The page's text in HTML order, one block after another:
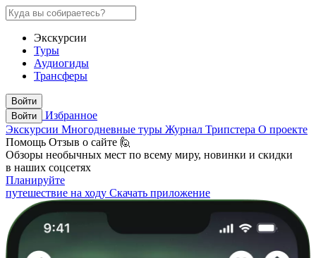
Экскурсии
Туры
Аудиогиды
Трансферы
Войти
Войти
Избранное
Экскурсии Многодневные туры Журнал Трипстера О проекте
Помощь Отзыв о сайте 🙋
Обзоры необычных мест по всему миру, новинки и скидки
в наших соцсетях
Планируйте
путешествие на ходу Скачать приложение